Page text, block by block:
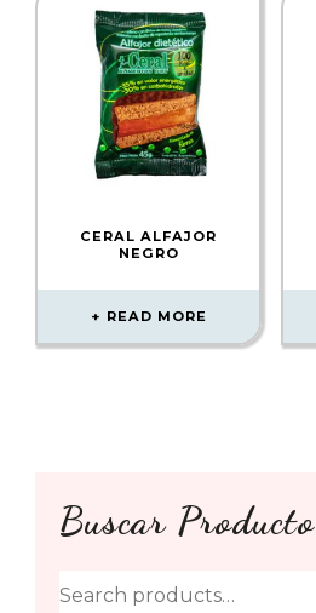
CERAL ALFAJOR
NEGRO
READ MORE
Buscar Producto
Search